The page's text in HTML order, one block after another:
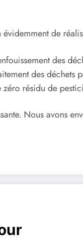
de
des
des
résidu de
Nous avons